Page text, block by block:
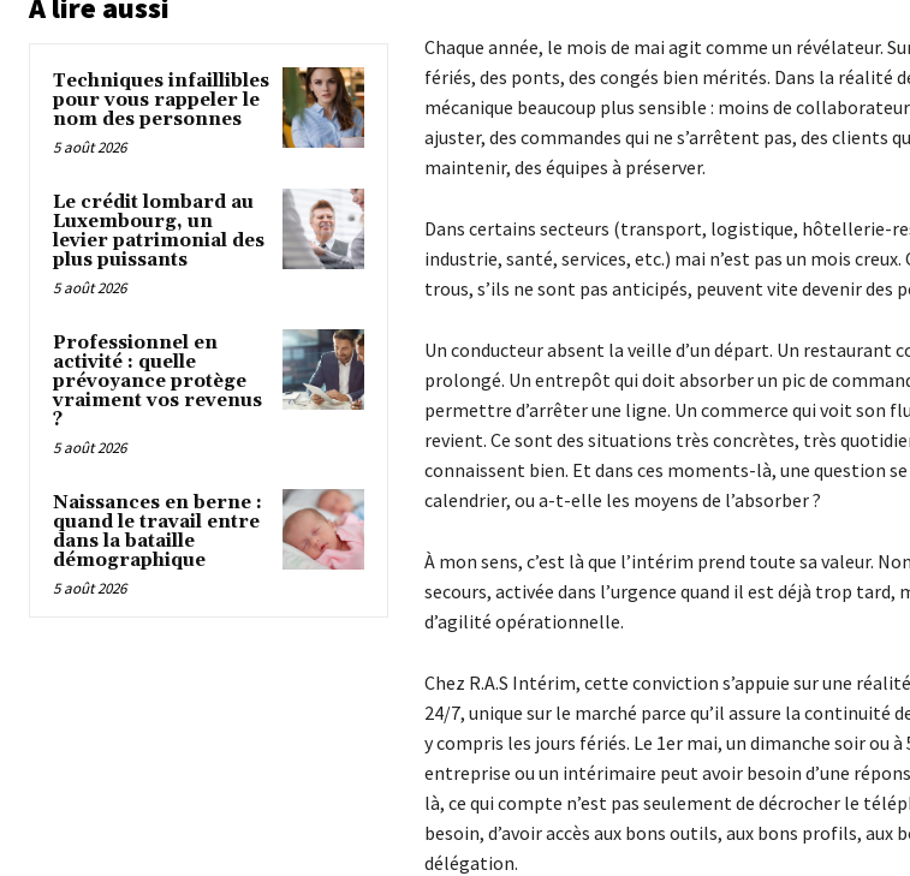
A lire aussi
Techniques infaillibles
pour vous rappeler le
nom des personnes
5 août 2026
Le crédit lombard au
Luxembourg, un
levier patrimonial des
plus puissants
5 août 2026
Professionnel en
activité : quelle
prévoyance protège
vraiment vos revenus
?
5 août 2026
Naissances en berne :
quand le travail entre
dans la bataille
démographique
5 août 2026
Chaque année, le mois de mai agit comme un révélateur.
fériés, des ponts, des congés bien mérités. Dans la réalité
mécanique beaucoup plus sensible : moins de
ajuster, des commandes qui ne s’arrêtent pas, des clients
maintenir, des équipes à préserver.
Dans certains secteurs (transport, logistique, hôtellerie-
industrie, santé, services, etc.) mai n’est pas un mois creux.
trous, s’ils ne sont pas anticipés, peuvent vite devenir des
Un conducteur absent la veille d’un départ. Un restaurant
prolongé. Un entrepôt qui doit absorber un pic de
permettre d’arrêter une ligne. Un commerce qui voit son
revient. Ce sont des situations très concrètes, très
connaissent bien. Et dans ces moments-là, une question
calendrier, ou a-t-elle les moyens de l’absorber ?
À mon sens, c’est là que l’intérim prend toute sa valeur.
secours, activée dans l’urgence quand il est déjà trop
d’agilité opérationnelle.
Chez R.A.S Intérim, cette conviction s’appuie sur une
24/7, unique sur le marché parce qu’il assure la continuité
y compris les jours fériés. Le 1er mai, un dimanche soir ou à
entreprise ou un intérimaire peut avoir besoin d’une
là, ce qui compte n’est pas seulement de décrocher le
besoin, d’avoir accès aux bons outils, aux bons profils, aux
délégation.